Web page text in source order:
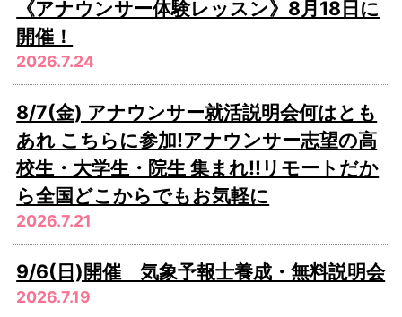
《アナウンサー体験レッスン》8月18日に
開催！
2026.7.24
8/7(金) アナウンサー就活説明会何はとも
あれ こちらに参加!アナウンサー志望の高
校生・大学生・院生 集まれ!!リモートだか
ら全国どこからでもお気軽に
2026.7.21
9/6(日)開催 気象予報士養成・無料説明会
2026.7.19